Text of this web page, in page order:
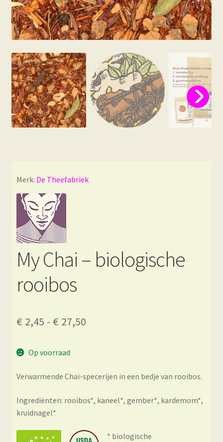
Merk: De Theefabriek
My Chai – biologische
rooibos
€ 2,45 - € 27,50Prijsklasse:
€ 27,50
Op voorraad
Verwarmende Chai-specerijen in een bedje van rooibos.
Ingrediënten: rooibos*, kaneel*, gember*, kardemom*,
kruidnagel*
* biologische